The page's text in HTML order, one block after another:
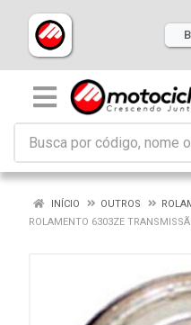
INÍCIO OUTROS
ROLAMENTO 6303ZE